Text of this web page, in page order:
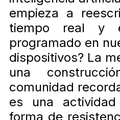
empieza a
tiempo real y
programado en
dispositivos? La
una
comunidad
es una
forma de